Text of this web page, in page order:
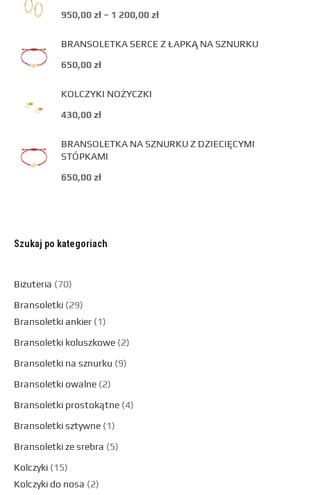
950,00zł – 1 200,00zł
BRANSOLETKA SERCE Z ŁAPKĄ NA SZNURKU
650,00zł
KOLCZYKI NOŻYCZKI
430,00zł
BRANSOLETKA NA SZNURKU Z DZIECIĘCYMI
STÓPKAMI
650,00zł
Szukaj po kategoriach
Biżuteria
70
Bransoletki 29
Bransoletki ankier 1
Bransoletki koluszkowe 2
Bransoletki na sznurku
9
Bransoletki owalne 2
Bransoletki prostokątne 4
Bransoletki sztywne 1
Bransoletki ze srebra
5
Kolczyki 15
Kolczyki do nosa
2